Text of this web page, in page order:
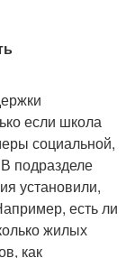
если школа
социальной,
подразделе
установили,
есть ли
жилых
как